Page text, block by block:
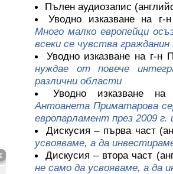
Пълен аудиозапис
Уводно изказване на г-
Много малко европейци
всеки се чувства
Уводно изказване на г-н
нуждае от повече
различни области
Уводно изказване
Антоанета Приматарова
европарламент през 2009
Дискусия – първа част
усвояваме, а да
Дискусия – втора част
не само да усвояваме, а да